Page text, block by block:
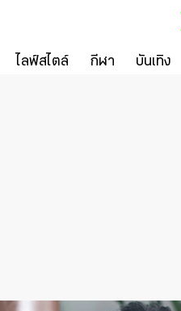
ไลฟ์สไตล์ กีฬา บันเทิง